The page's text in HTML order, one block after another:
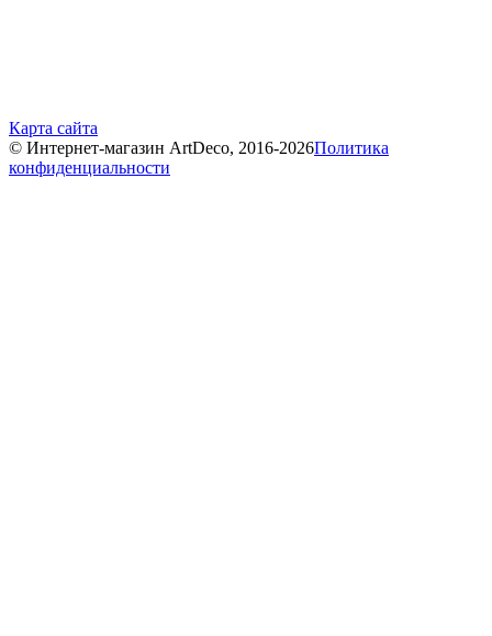
Карта сайта
© Интернет-магазин ArtDeco, 2016-2026Политика
конфиденциальности